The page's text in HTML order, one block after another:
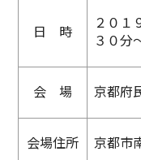
日 時
２０１
３０分
会 場 京都府
会場住所 京都市